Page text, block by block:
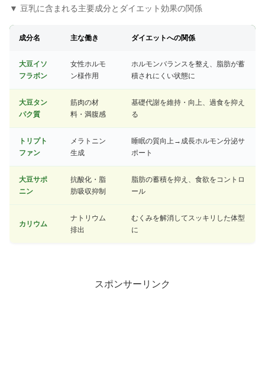
▼ 豆乳に含まれる主要成分とダイエット効果の関係
成分名 主な働き ダイエットへの関係
大豆イソ
フラボン
女性ホルモ
ン様作用
ホルモンバランスを整え、脂肪が蓄
積されにくい状態に
大豆タン
パク質
筋肉の材
料・満腹感
基礎代謝を維持・向上、過食を抑え
る
トリプト
ファン
メラトニン
生成
睡眠の質向上→成長ホルモン分泌サ
ポート
大豆サポ
ニン
抗酸化・脂
肪吸収抑制
脂肪の蓄積を抑え、食欲をコントロ
ール
カリウム
ナトリウム
排出
むくみを解消してスッキリした体型
に
スポンサーリンク